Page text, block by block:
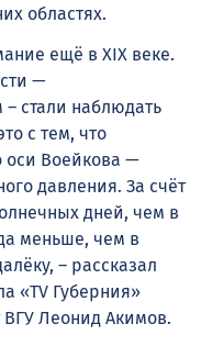
областях.
ещё в XIX веке.
—
стали наблюдать
с тем, что
оси Воейкова —
давления. За счёт
дней, чем в
меньше, чем в
– рассказал
«TV Губерния»
ВГУ Леонид Акимов.